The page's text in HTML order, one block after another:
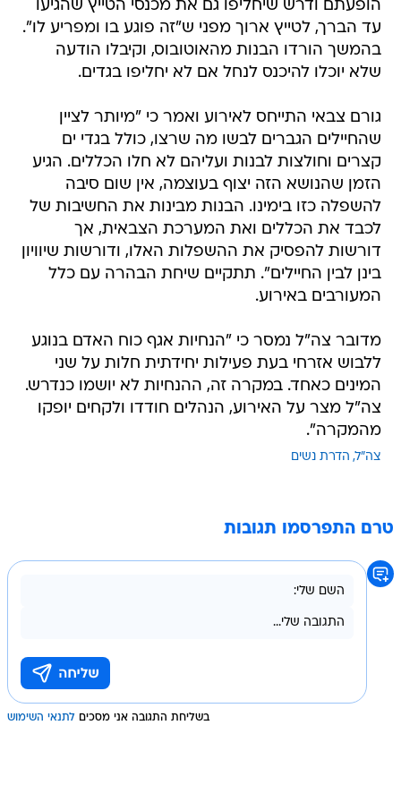
הופעתם ודרש שיחליפו גם את מכנסי הטייץ שהגיעו
עד הברך, לטייץ ארוך מפני ש"זה פוגע בו ומפריע לו".
בהמשך הורדו הבנות מהאוטובוס, וקיבלו הודעה
שלא יוכלו להיכנס לנחל אם לא יחליפו בגדים.
גורם צבאי התייחס לאירוע ואמר כי "מיותר לציין
שהחיילים הגברים לבשו מה שרצו, כולל בגדי ים
קצרים וחולצות לבנות ועליהם לא חלו הכללים. הגיע
הזמן שהנושא הזה יצוף בעוצמה, אין שום סיבה
להשפלה כזו בימינו. הבנות מבינות את החשיבות של
לכבד את הכללים ואת המערכת הצבאית, אך
דורשות להפסיק את ההשפלות האלו, ודורשות שיוויון
בינן לבין החיילים". תתקיים שיחת הבהרה עם כלל
המעורבים באירוע.
מדובר צה"ל נמסר כי "הנחיות אגף כוח האדם בנוגע
ללבוש אזרחי בעת פעילות יחידתית חלות על שני
המינים כאחד. במקרה זה, ההנחיות לא יושמו כנדרש.
צה"ל מצר על האירוע, הנהלים חודדו ולקחים יופקו
מהמקרה".
צה"ל הדרת נשים
טרם התפרסמו תגובות
בשליחת התגובה אני מסכים לתנאי השימוש